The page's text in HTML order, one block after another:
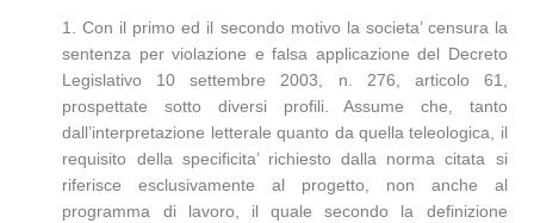
1. Con il primo ed il secondo motivo la societa’ censura la
sentenza per violazione e falsa applicazione del Decreto
Legislativo 10 settembre 2003, n. 276, articolo 61,
prospettate sotto diversi profili. Assume che, tanto
dall’interpretazione letterale quanto da quella teleologica, il
requisito della specificita’ richiesto dalla norma citata si
riferisce esclusivamente al progetto, non anche al
programma di lavoro, il quale secondo la definizione